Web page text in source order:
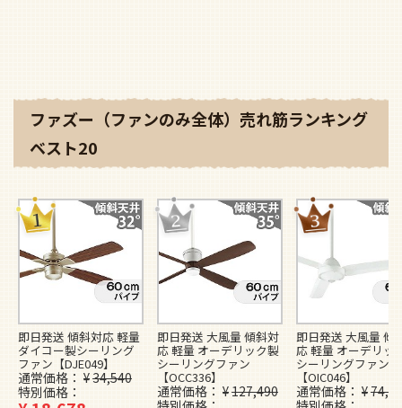
ファズー（ファンのみ全体）売れ筋ランキング
ベスト20
即日発送 傾斜対応 軽量
ダイコー製シーリング
ファン【DJE049】
通常価格 ¥34,540
特別価格
即日発送 大風量 傾斜対
応 軽量 オーデリック製
シーリングファン
【OCC336】
通常価格 ¥127,490
即日発送 大風量 傾
応 軽量 オーデリッ
シーリングファン
【OIC046】
通常価格 ¥